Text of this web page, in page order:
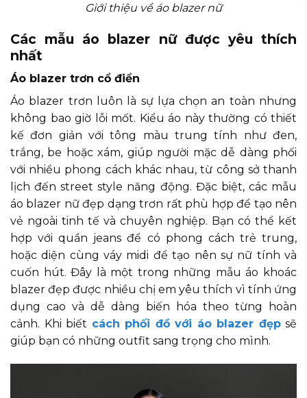
Giới thiệu về áo blazer nữ
Các mẫu áo blazer nữ được yêu thích
nhất
Áo blazer trơn cổ điển
Áo blazer trơn luôn là sự lựa chọn an toàn nhưng
không bao giờ lỗi mốt. Kiểu áo này thường có thiết
kế đơn giản với tông màu trung tính như đen,
trắng, be hoặc xám, giúp người mặc dễ dàng phối
với nhiều phong cách khác nhau, từ công sở thanh
lịch đến street style năng động. Đặc biệt, các mẫu
áo blazer nữ đẹp dạng trơn rất phù hợp để tạo nên
vẻ ngoài tinh tế và chuyên nghiệp. Bạn có thể kết
hợp với quần jeans để có phong cách trẻ trung,
hoặc diện cùng váy midi để tạo nên sự nữ tính và
cuốn hút. Đây là một trong những mẫu áo khoác
blazer đẹp được nhiều chị em yêu thích vì tính ứng
dụng cao và dễ dàng biến hóa theo từng hoàn
cảnh. Khi biết cách phối đồ với áo blazer đẹpsẽ
giúp bạn có những outfit sang trọng cho mình.